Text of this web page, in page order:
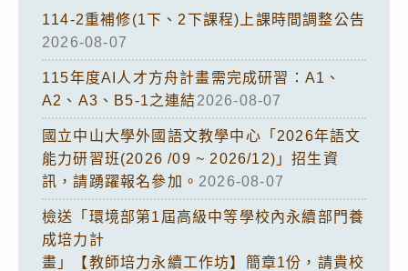
114-2重補修(1下、2下課程)上課時間調整公告
2026-08-07
115年度AI人才方舟計畫需完成研習：A1、
A2、A3、B5-1之連結2026-08-07
國立中山大學外國語文教學中心「2026年語文
能力研習班(2026 /09 ~ 2026/12)」招生資
訊，請踴躍報名參加。 2026-08-07
檢送「環境部第1屆高級中等學校內永續部門養
成培力計
畫」【教師培力永續工作坊】簡章1份，請貴校